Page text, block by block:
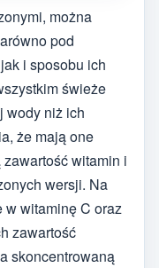
można
pod
i sposobu ich
świeże
wody niż ich
że mają one
witamin i
wersji. Na
w witaminę C oraz
zawartość
skoncentrowaną